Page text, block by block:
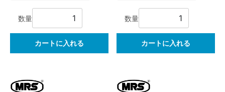
数量
カートに入れる
数量
カートに入れる